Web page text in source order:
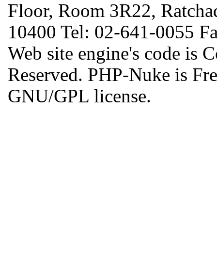
Floor, Room 3R22,
10400 Tel: 02-641-0055
Web site engine's code is
Reserved. PHP-Nuke is
GNU/GPL license.